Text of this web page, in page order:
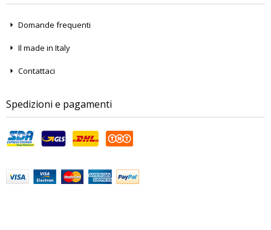
Domande frequenti
Il made in Italy
Contattaci
Spedizioni e pagamenti